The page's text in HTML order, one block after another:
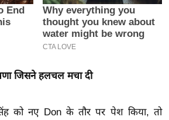
जिसने हलचल मचा दी
को नए Don के तौर पर पेश किया, तो